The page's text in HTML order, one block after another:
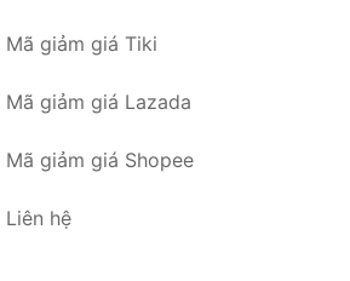
Mã giảm giá Tiki
Mã giảm giá Lazada
Mã giảm giá Shopee
Liên hệ